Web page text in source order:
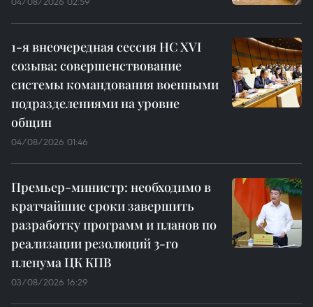
1-я внеочередная сессия НС XVI
созыва: совершенствование
системы командования военными
подразделениями на уровне
общин
04/08/2026 01:46
Премьер-министр: необходимо в
кратчайшие сроки завершить
разработку программ и планов по
реализации резолюций 3-го
пленума ЦК КПВ
03/08/2026 16:29